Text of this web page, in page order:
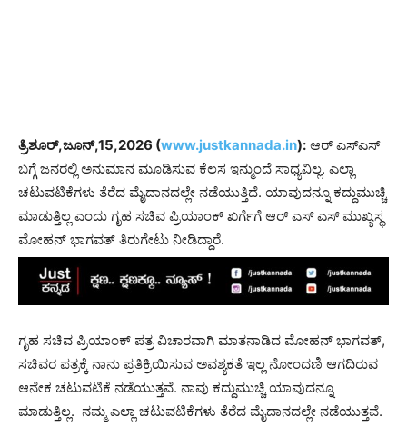
ತ್ರಿಶೂರ್,ಜೂನ್,15,2026 (www.justkannada.in): ಆರ್ ಎಸ್ಎಸ್
ಬಗ್ಗೆ ಜನರಲ್ಲಿ ಅನುಮಾನ ಮೂಡಿಸುವ ಕೆಲಸ ಇನ್ಮುಂದೆ ಸಾಧ್ಯವಿಲ್ಲ. ಎಲ್ಲಾ
ಚಟುವಟಿಕೆಗಳು ತೆರೆದ ಮೈದಾನದಲ್ಲೇ ನಡೆಯುತ್ತಿದೆ. ಯಾವುದನ್ನೂ ಕದ್ದುಮುಚ್ಚಿ
ಮಾಡುತ್ತಿಲ್ಲ ಎಂದು ಗೃಹ ಸಚಿವ ಪ್ರಿಯಾಂಕ್ ಖರ್ಗೆಗೆ ಆರ್ ಎಸ್ ಎಸ್ ಮುಖ್ಯಸ್ಥ
ಮೋಹನ್ ಭಾಗವತ್ ತಿರುಗೇಟು ನೀಡಿದ್ದಾರೆ.
ಗೃಹ ಸಚಿವ ಪ್ರಿಯಾಂಕ್ ಪತ್ರ ವಿಚಾರವಾಗಿ ಮಾತನಾಡಿದ ಮೋಹನ್ ಭಾಗವತ್,
ಸಚಿವರ ಪತ್ರಕ್ಕೆ ನಾನು ಪ್ರತಿಕ್ರಿಯಿಸುವ ಅವಶ್ಯಕತೆ ಇಲ್ಲ ನೋಂದಣಿ ಆಗದಿರುವ
ಆನೇಕ ಚಟುವಟಿಕೆ ನಡೆಯುತ್ತವೆ. ನಾವು ಕದ್ದುಮುಚ್ಚಿ ಯಾವುದನ್ನೂ
ಮಾಡುತ್ತಿಲ್ಲ. ನಮ್ಮ ಎಲ್ಲಾ ಚಟುವಟಿಕೆಗಳು ತೆರೆದ ಮೈದಾನದಲ್ಲೇ ನಡೆಯುತ್ತವೆ.